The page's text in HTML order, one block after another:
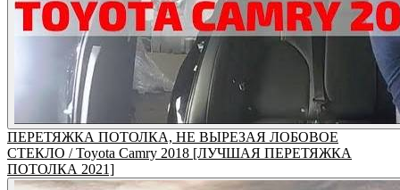
ПЕРЕТЯЖКА ПОТОЛКА, НЕ ВЫРЕЗАЯ ЛОБОВОЕ
СТЕКЛО / Toyota Camry 2018 [ЛУЧШАЯ ПЕРЕТЯЖКА
ПОТОЛКА 2021]